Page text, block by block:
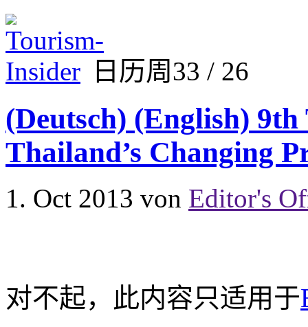
日历周33 / 26
(Deutsch) (English)
Thailand’s Changing
1. Oct 2013 von Editor's
对不起，此内容只适用于